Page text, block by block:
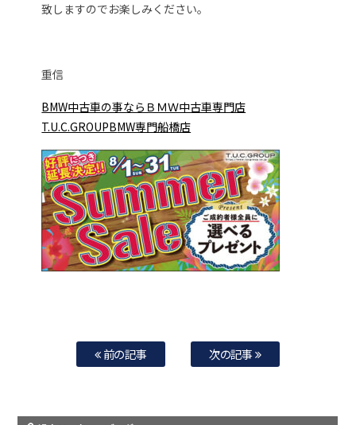
致しますのでお楽しみください。
重信
BMW中古車の事ならＢＭＷ中古車専門店
T.U.C.GROUPBMW専門船橋店
前の記事 次の記事